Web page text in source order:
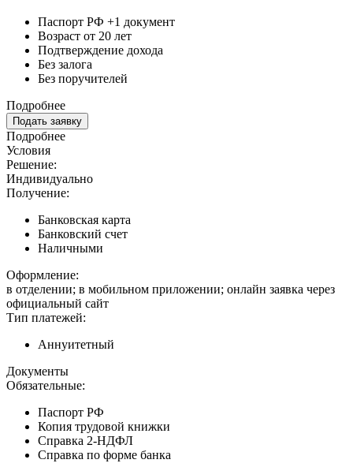
Паспорт РФ +1 документ
Возраст от 20 лет
Подтверждение дохода
Без залога
Без поручителей
Подробнее
Подать заявку
Подробнее
Условия
Решение:
Индивидуально
Получение:
Банковская карта
Банковский счет
Наличными
Оформление:
в отделении; в мобильном приложении; онлайн заявка через
официальный сайт
Тип платежей:
Аннуитетный
Документы
Обязательные:
Паспорт РФ
Копия трудовой книжки
Справка 2-НДФЛ
Справка по форме банка